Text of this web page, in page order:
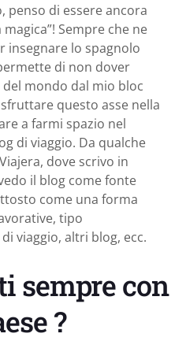
penso di essere ancora
Sempre che ne
insegnare lo spagnolo
di non dover
mondo dal mio bloc
questo asse nella
a farmi spazio nel
di viaggio. Da qualche
dove scrivo in
il blog come fonte
come una forma
tipo
viaggio, altri blog, ecc.
sempre con
?